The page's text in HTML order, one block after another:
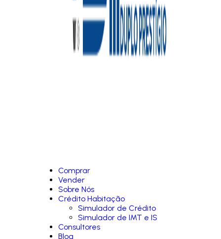
Comprar
Vender
Sobre Nós
Crédito Habitação
Simulador de Crédito
Simulador de IMT e IS
Consultores
Blog